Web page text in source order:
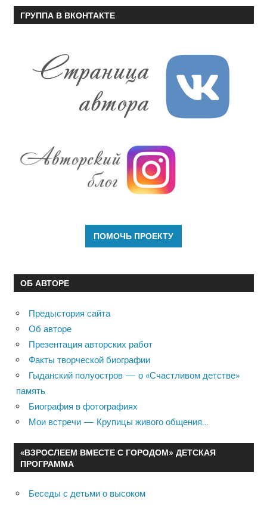
ГРУППА В ВКОНТАКТЕ
ОБ АВТОРЕ
Предыстория сайта
Об авторе
Презентация авторских работ
Факты творческой биографии
Гыданский полуостров — о «Счастливом детстве»
память
Биография в фотографиях
Мои встречи — Крупицы живого общения…
«ВЗРОСЛЕЕМ ВМЕСТЕ С ГОРОДОМ» ДЕТСКАЯ
ПРОГРАММА
Беседы с детьми о высоком